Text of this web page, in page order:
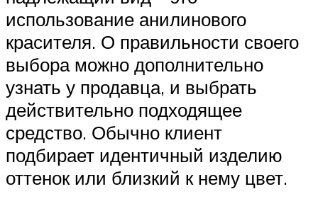
использование анилинового
красителя. О правильности своего
выбора можно дополнительно
узнать у продавца, и выбрать
действительно подходящее
средство. Обычно клиент
подбирает идентичный изделию
оттенок или близкий к нему цвет.